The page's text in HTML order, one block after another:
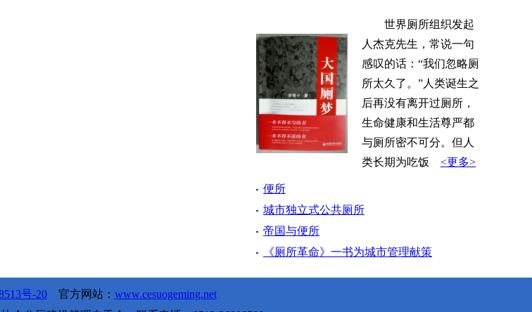
世界厕所组织发起
人杰克先生，常说一句
感叹的话：“我们忽略厕
所太久了。”人类诞生之
后再没有离开过厕所，
生命健康和生活尊严都
与厕所密不可分。但人
类长期为吃饭 <更多>
便所
城市独立式公共厕所
帝国与便所
《厕所革命》一书为城市管理献策
号-20官方网站： www.cesuogeming.net